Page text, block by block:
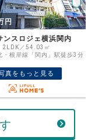
%
万円
万円
希望売却価
おすすめ◎
円
新本牧弐番館
3LDK／77.77㎡
根岸線「根岸」駅バス6分二
真をもっと見る